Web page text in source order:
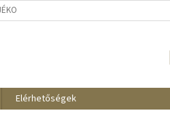
Elérhetőségek